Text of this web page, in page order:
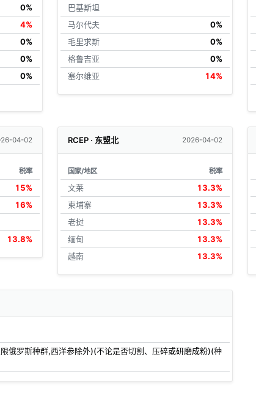
0%
4%
0%
0%
0%
巴基斯坦
马尔代夫
0%
毛里求斯
0%
格鲁吉亚
0%
塞尔维亚
14%
04-02
税率
15%
16%
13.8%
RCEP · 东盟北 2026-04-02
国家/地区 税率
文莱
13.3%
柬埔寨
13.3%
老挝
13.3%
缅甸
13.3%
越南
13.3%
俄罗斯种群,西洋参除外)(不论是否切割、压碎或研磨成粉)(种